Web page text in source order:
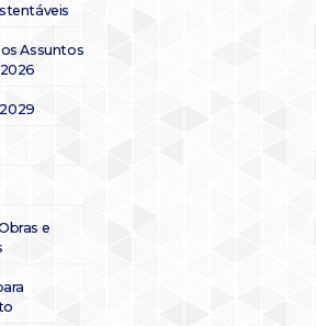
Assuntos
e